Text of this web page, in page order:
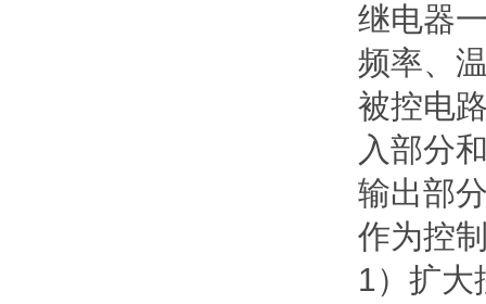
继电器
频率、
被控电
入部分
输出部
作为控
1）扩大